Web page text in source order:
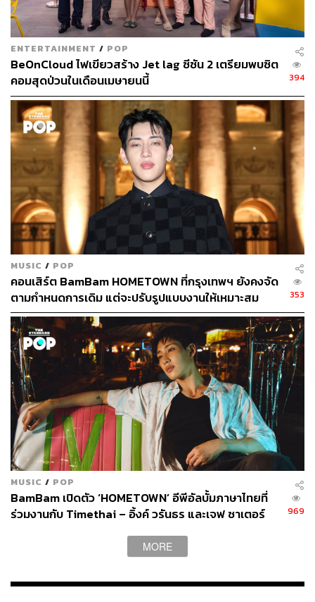
ENTERTAINMENT / POP
BeOnCloud ไฟเขียวสร้าง Jet lag ซีซัน 2 เตรียมพบซิต
คอมสุดป่วนในเดือนเมษายนนี้
394
MUSIC / POP
คอนเสิร์ต BamBam HOMETOWN ที่กรุงเทพฯ ยังคงจัด
ตามกำหนดการเดิม แต่จะปรับรูปแบบงานให้เหมาะสม
353
MUSIC / POP
BamBam เปิดตัว ‘HOMETOWN’ อีพีอัลบั้มภาษาไทยที่
ร่วมงานกับ Timethai – อิ้งค์ วรันธร และเจฟ ซาเตอร์
969
MORE